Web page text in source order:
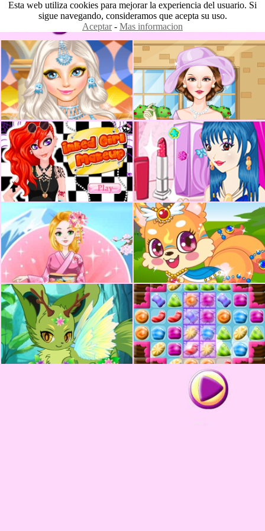
Esta web utiliza cookies para mejorar la experiencia del usuario. Si
sigue navegando, consideramos que acepta su uso.
Aceptar- Mas informacion